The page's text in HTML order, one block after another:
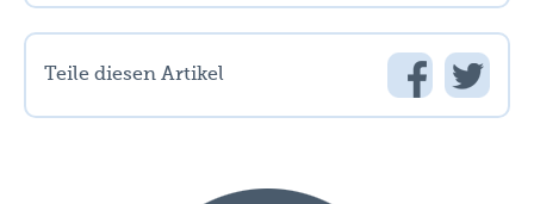
Teile diesen Artikel